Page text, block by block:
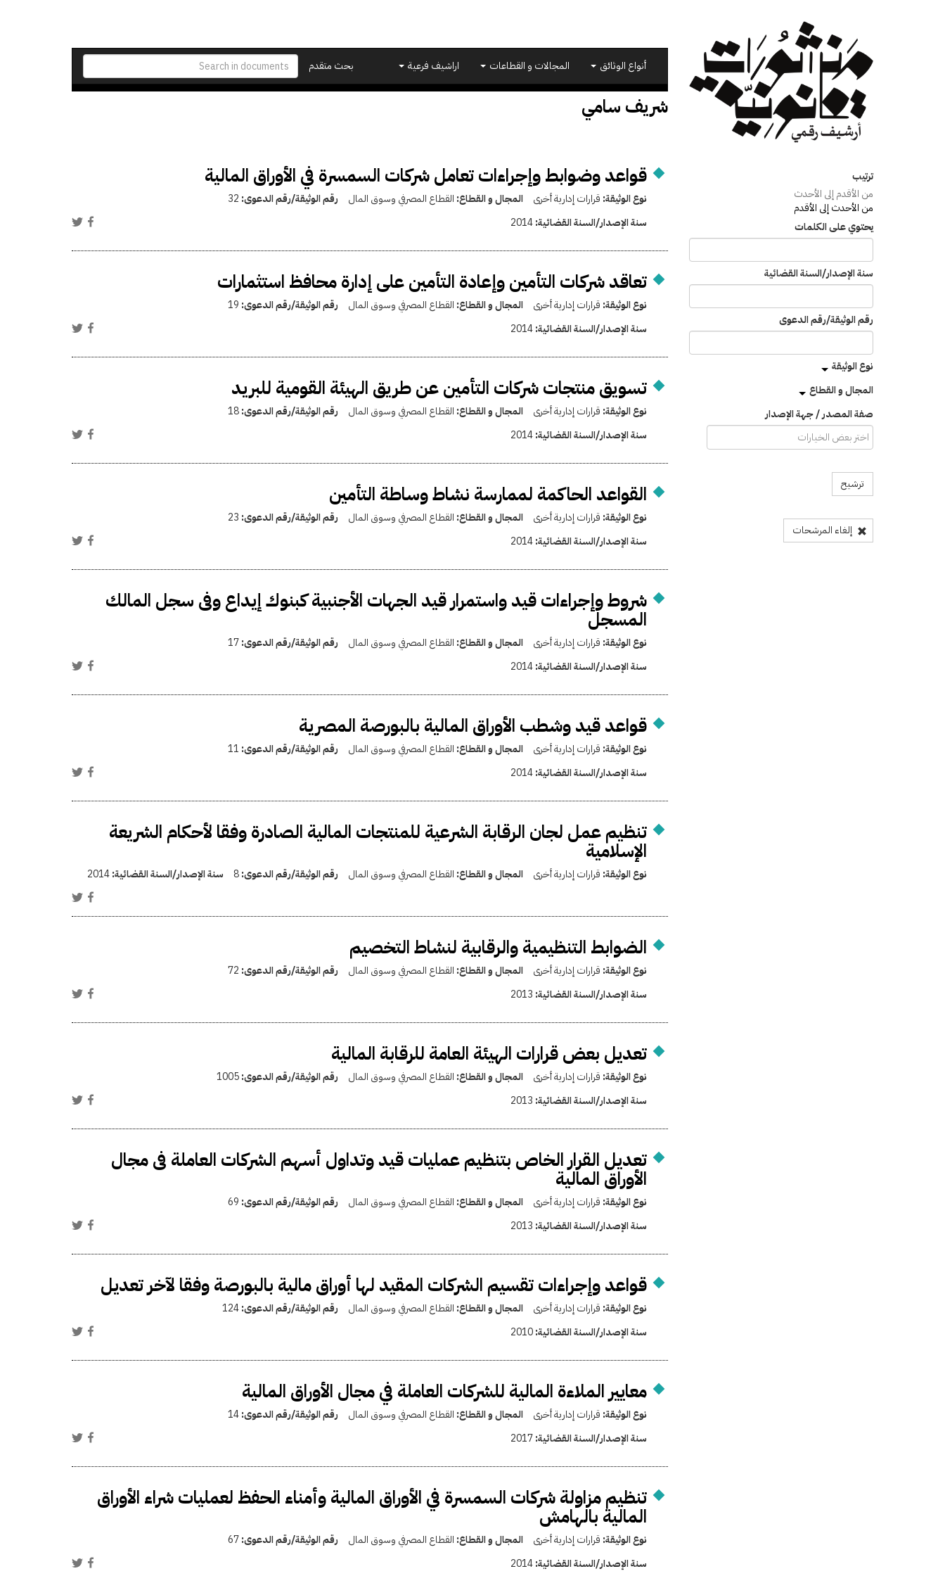
بحث متقدم
أنواع الوثائق المجالات و القطاعات اراشيف فرعية
شريف سامي
ترتيب
من الأقدم إلى الأحدث
من الأحدث إلى الأقدم
يحتوي على الكلمات
سنة الإصدار/السنة القضائية
رقم الوثيقة/رقم الدعوى
نوع الوثيقة
المجال و القطاع
صفة المصدر / جهة الإصدار
ترشيح
إلغاء المرشحات
قواعد وضوابط وإجراءات تعامل شركات السمسرة في الأوراق المالية
نوع الوثيقة: قرارات إدارية أخرى المجال و القطاع: القطاع المصرفي وسوق المال رقم الوثيقة/رقم الدعوى: 32
سنة الإصدار/السنة القضائية:2014
تعاقد شركات التأمين وإعادة التأمين على إدارة محافظ استثمارات
نوع الوثيقة: قرارات إدارية أخرى المجال و القطاع: القطاع المصرفي وسوق المال رقم الوثيقة/رقم الدعوى: 19
سنة الإصدار/السنة القضائية:2014
تسويق منتجات شركات التأمين عن طريق الهيئة القومية للبريد
نوع الوثيقة: قرارات إدارية أخرى المجال و القطاع: القطاع المصرفي وسوق المال رقم الوثيقة/رقم الدعوى:18
سنة الإصدار/السنة القضائية:2014
القواعد الحاكمة لممارسة نشاط وساطة التأمين
نوع الوثيقة: قرارات إدارية أخرى المجال و القطاع: القطاع المصرفي وسوق المال رقم الوثيقة/رقم الدعوى: 23
سنة الإصدار/السنة القضائية:2014
شروط وإجراءات قيد واستمرار قيد الجهات الأجنبية كبنوك إيداع وفى سجل المالك
المسجل
نوع الوثيقة: قرارات إدارية أخرى المجال و القطاع: القطاع المصرفي وسوق المال رقم الوثيقة/رقم الدعوى:17
سنة الإصدار/السنة القضائية:2014
قواعد قيد وشطب الأوراق المالية بالبورصة المصرية
نوع الوثيقة: قرارات إدارية أخرى المجال و القطاع: القطاع المصرفي وسوق المال رقم الوثيقة/رقم الدعوى: 11
سنة الإصدار/السنة القضائية:2014
تنظيم عمل لجان الرقابة الشرعية للمنتجات المالية الصادرة وفقا لأحكام الشريعة
الإسلامية
نوع الوثيقة: قرارات إدارية أخرى المجال و القطاع: القطاع المصرفي وسوق المال رقم الوثيقة/رقم الدعوى:8 سنة الإصدار/السنة القضائية:2014
الضوابط التنظيمية والرقابية لنشاط التخصيم
نوع الوثيقة: قرارات إدارية أخرى المجال و القطاع: القطاع المصرفي وسوق المال رقم الوثيقة/رقم الدعوى: 72
سنة الإصدار/السنة القضائية: 2013
تعديل بعض قرارات الهيئة العامة للرقابة المالية
نوع الوثيقة: قرارات إدارية أخرى المجال و القطاع: القطاع المصرفي وسوق المال رقم الوثيقة/رقم الدعوى:1005
سنة الإصدار/السنة القضائية: 2013
تعديل القرار الخاص بتنظيم عمليات قيد وتداول أسهم الشركات العاملة فى مجال
الأوراق المالية
نوع الوثيقة: قرارات إدارية أخرى المجال و القطاع: القطاع المصرفي وسوق المال رقم الوثيقة/رقم الدعوى: 69
سنة الإصدار/السنة القضائية: 2013
قواعد وإجراءات تقسيم الشركات المقيد لها أوراق مالية بالبورصة وفقا لآخر تعديل
نوع الوثيقة: قرارات إدارية أخرى المجال و القطاع: القطاع المصرفي وسوق المال رقم الوثيقة/رقم الدعوى:124
سنة الإصدار/السنة القضائية:2010
معايير الملاءة المالية للشركات العاملة في مجال الأوراق المالية
نوع الوثيقة: قرارات إدارية أخرى المجال و القطاع: القطاع المصرفي وسوق المال رقم الوثيقة/رقم الدعوى:14
سنة الإصدار/السنة القضائية:2017
تنظيم مزاولة شركات السمسرة في الأوراق المالية وأمناء الحفظ لعمليات شراء الأوراق
المالية بالهامش
نوع الوثيقة: قرارات إدارية أخرى المجال و القطاع: القطاع المصرفي وسوق المال رقم الوثيقة/رقم الدعوى:67
سنة الإصدار/السنة القضائية:2014